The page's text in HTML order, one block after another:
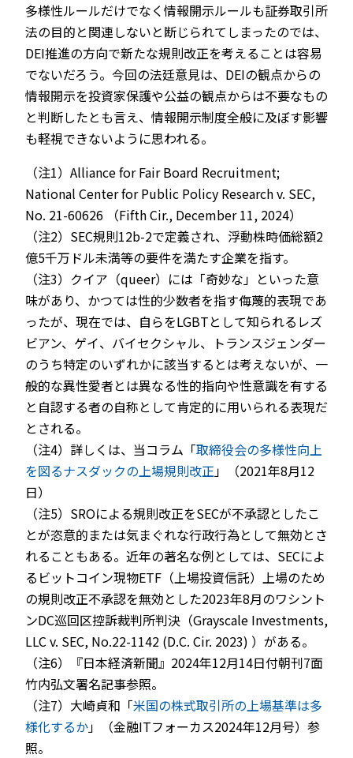
多様性ルールだけでなく情報開示ルールも証券取引所
法の目的と関連しないと断じられてしまったのでは、
DEI推進の方向で新たな規則改正を考えることは容易
でないだろう。今回の法廷意見は、DEIの観点からの
情報開示を投資家保護や公益の観点からは不要なもの
と判断したとも言え、情報開示制度全般に及ぼす影響
も軽視できないように思われる。
（注1）Alliance for Fair Board Recruitment;
National Center for Public Policy Research v. SEC,
No. 21-60626 （Fifth Cir., December 11, 2024）
（注2）SEC規則12b-2で定義され、浮動株時価総額2
億5千万ドル未満等の要件を満たす企業を指す。
（注3）クイア（queer）には「奇妙な」といった意
味があり、かつては性的少数者を指す侮蔑的表現であ
ったが、現在では、自らをLGBTとして知られるレズ
ビアン、ゲイ、バイセクシャル、トランスジェンダー
のうち特定のいずれかに該当するとは考えないが、一
般的な異性愛者とは異なる性的指向や性意識を有する
と自認する者の自称として肯定的に用いられる表現だ
とされる。
（注4）詳しくは、当コラム「取締役会の多様性向上
を図るナスダックの上場規則改正」（2021年8月12
日）
（注5）SROによる規則改正をSECが不承認としたこ
とが恣意的または気まぐれな行政行為として無効とさ
れることもある。近年の著名な例としては、SECによ
るビットコイン現物ETF（上場投資信託）上場のため
の規則改正不承認を無効とした2023年8月のワシント
ンDC巡回区控訴裁判所判決（Grayscale Investments,
LLC v. SEC, No.22-1142 (D.C. Cir. 2023) ）がある。
（注6）『日本経済新聞』2024年12月14日付朝刊7面
竹内弘文署名記事参照。
（注7）大崎貞和「米国の株式取引所の上場基準は多
様化するか」（金融ITフォーカス2024年12月号）参
照。